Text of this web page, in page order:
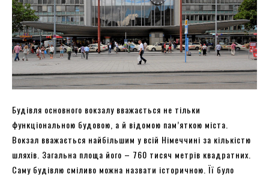
Будівля основного вокзалу вважається не тільки
функціональною будовою, а й відомою пам’яткою міста.
Вокзал вважається найбільшим у всій Німеччині за кількістю
шляхів. Загальна площа його – 760 тисяч метрів квадратних.
Саму будівлю сміливо можна назвати історичною. Її було